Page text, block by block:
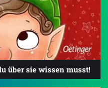
über sie wissen musst!